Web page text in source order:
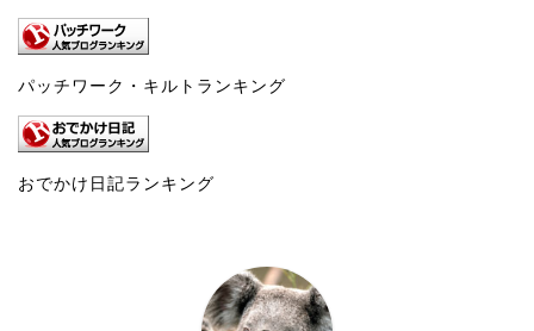
パッチワーク・キルトランキング
おでかけ日記ランキング